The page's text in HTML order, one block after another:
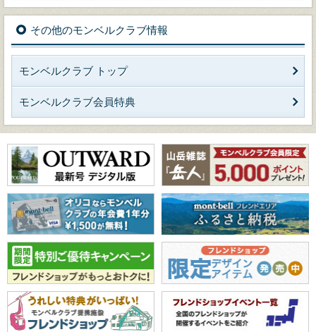
その他のモンベルクラブ情報
モンベルクラブ トップ
モンベルクラブ会員特典